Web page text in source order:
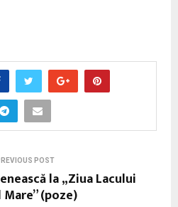
POST
la „Ziua Lacului
(poze)